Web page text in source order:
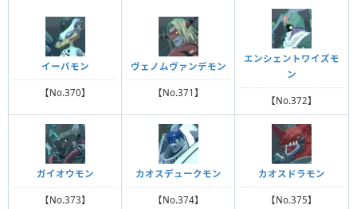
イーバモン
【No.370】
ヴェノムヴァンデモン
【No.371】
エンシェントワイズモ
ン
【No.372】
ガイオウモン
【No.373】
カオスデュークモン
【No.374】
カオスドラモン
【No.375】